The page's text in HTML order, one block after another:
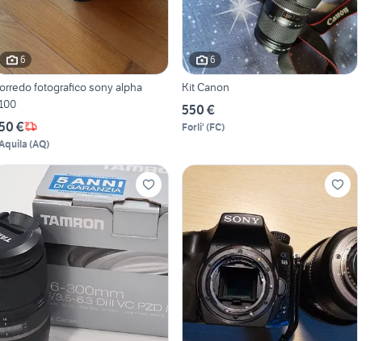
6
fotografico sony alpha
€
(AQ)
6
Kit Canon
550 €
Forli' (FC)